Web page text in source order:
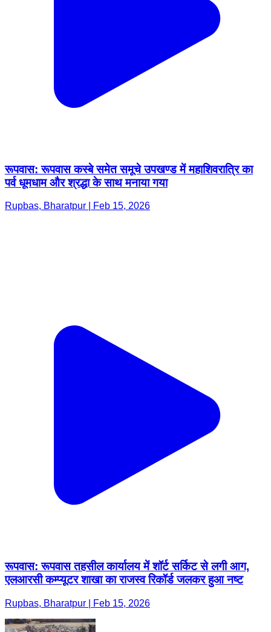
रूपवास: रूपवास कस्बे समेत समूचे उपखण्ड में महाशिवरात्रि का
पर्व धूमधाम और श्रद्धा के साथ मनाया गया
Rupbas, Bharatpur | Feb 15, 2026
रूपवास: रूपवास तहसील कार्यालय में शॉर्ट सर्किट से लगी आग,
एलआरसी कम्प्यूटर शाखा का राजस्व रिकॉर्ड जलकर हुआ नष्ट
Rupbas, Bharatpur | Feb 15, 2026